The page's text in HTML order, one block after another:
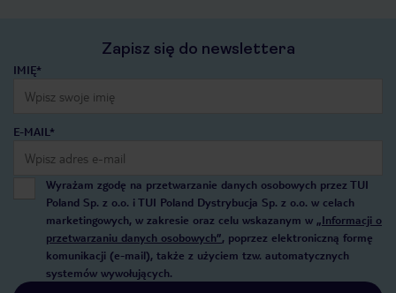
Zapisz się do newslettera
IMIĘ*
E-MAIL*
Wyrażam zgodę na przetwarzanie danych osobowych przez TUI
Poland Sp. z o.o. i TUI Poland Dystrybucja Sp. z o.o. w celach
marketingowych, w zakresie oraz celu wskazanym w „Informacji o
przetwarzaniu danych osobowych”, poprzez elektroniczną formę
komunikacji (e-mail), także z użyciem tzw. automatycznych
systemów wywołujących.